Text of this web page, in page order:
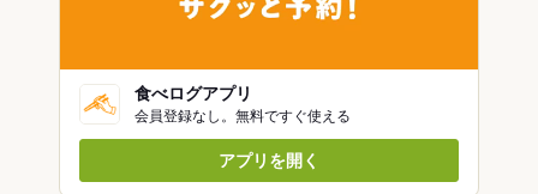
食べログアプリ
会員登録なし。無料ですぐ使える
アプリを開く